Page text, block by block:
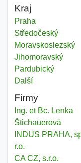
Kraj
E commerce
Praha
E commerce
StředočeskýKraj
E commerce
Moravskoslezský
E commerce
JihomoravskýKraj
E commerce
PardubickýKraj
Dalšíkraj
Firmy
Ing. et Bc. Lenka
Štichauerová
INDUS PRAHA,
r.o.
CA CZ, s.r.o.